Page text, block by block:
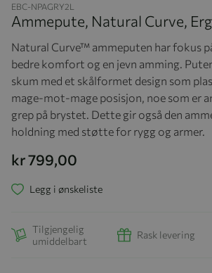
EBC-NPAGRY2L
Ammepute, Natural Curve,
Natural Curve™ ammeputen har fokus
bedre komfort og en jevn amming.
skum med et skålformet design som
mage-mot-mage posisjon, noe som er
grep på brystet. Dette gir også den
holdning med støtte for rygg og armer.
kr 799,00
Legg i ønskeliste
Tilgjengelig
umiddelbart
Rask levering